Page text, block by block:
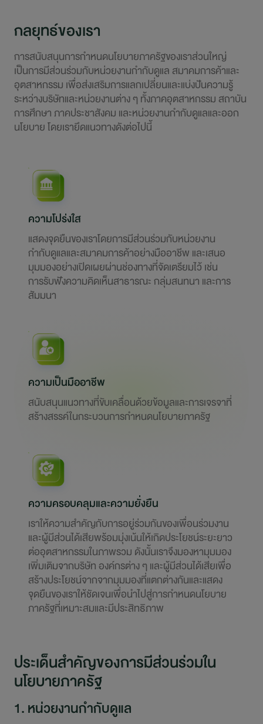
กลยุทธ์ของเรา
การสนับสนุนการกำหนดนโยบายภาครัฐของเราส่วนใหญ่
เป็นการมีส่วนร่วมกับหน่วยงานกำกับดูแล สมาคมการค้าและ
อุตสาหกรรม เพื่อส่งเสริมการแลกเปลี่ยนและแบ่งปันความรู้
ระหว่างบริษัทและหน่วยงานต่าง ๆ ทั้งภาคอุตสาหกรรม สถาบัน
การศึกษา ภาคประชาสังคม และหน่วยงานกำกับดูแลและออก
นโยบาย โดยเรายึดแนวทางดังต่อไปนี้
ความโปร่งใส
แสดงจุดยืนของเราโดยการมีส่วนร่วมกับหน่วยงาน
กำกับดูแลและสมาคมการค้าอย่างมืออาชีพ และเสนอ
มุมมองอย่างเปิดเผยผ่านช่องทางที่จัดเตรียมไว้ เช่น
การรับฟังความคิดเห็นสาธารณะ กลุ่มสนทนา และการ
สัมมนา
ความเป็นมืออาชีพ
สนับสนุนแนวทางที่ขับเคลื่อนด้วยข้อมูลและการเจรจาที่
สร้างสรรค์ในกระบวนการกำหนดนโยบายภาครัฐ
ความครอบคลุมและความยั่งยืน
เราให้ความสำคัญกับการอยู่ร่วมกันของเพื่อนร่วมงาน
และผู้มีส่วนได้เสียพร้อมมุ่งเน้นให้เกิดประโยชน์ระยะยาว
ต่ออุตสาหกรรมในภาพรวม ดังนั้นเราจึงมองหามุมมอง
เพิ่มเติมจากบริษัท องค์กรต่าง ๆ และผู้มีส่วนได้เสียเพื่อ
สร้างประโยชน์จากจากมุมมองที่แตกต่างกันและแสดง
จุดยืนของเราให้ชัดเจนเพื่อนำไปสู่การกำหนดนโยบาย
ภาครัฐที่เหมาะสมและมีประสิทธิภาพ
ประเด็นสำคัญของการมีส่วนร่วมใน
นโยบายภาครัฐ
1. หน่วยงานกำกับดูแล